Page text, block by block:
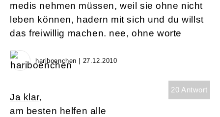
medis nehmen müssen, weil sie ohne nicht
leben können, hadern mit sich und du willst
das freiwillig machen. nee, ohne worte
hariboenchen | 27.12.2010
20 Antwort
Ja klar,
am besten helfen alle